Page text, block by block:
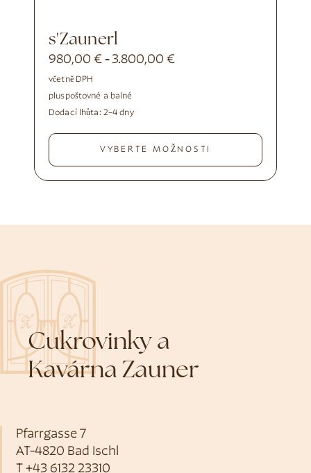
s'Zaunerl
980,00€ -3.800,00€
včetně DPH
pluspoštovné a balné
Dodací lhůta: 2–4 dny
VYBERTE MOŽNOSTI
Cukrovinky a
Kavárna Zauner
Pfarrgasse 7
AT-4820 Bad Ischl
T +43 6132 23310